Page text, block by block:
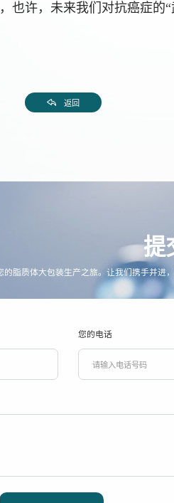
也许，未来我们对抗癌症的
返回
提
的脂质体大包装生产之旅。让我们携手并
您的电话